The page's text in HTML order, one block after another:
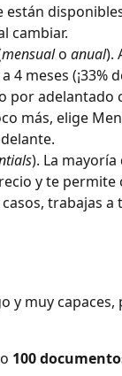
están
cambiar.
mensual o anual).
4 meses (¡33%
por adelantado
más, elige
). La
y te permite
trabajas
y muy
100